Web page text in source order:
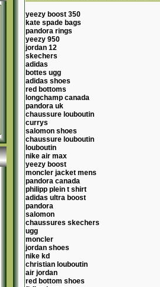
yeezy boost 350
kate spade bags
pandora rings
yeezy 950
jordan 12
skechers
adidas
bottes ugg
adidas shoes
red bottoms
longchamp canada
pandora uk
chaussure louboutin
currys
salomon shoes
chaussure louboutin
louboutin
nike air max
yeezy boost
moncler jacket mens
pandora canada
philipp plein t shirt
adidas ultra boost
pandora
salomon
chaussures skechers
ugg
moncler
jordan shoes
nike kd
christian louboutin
air jordan
red bottom shoes